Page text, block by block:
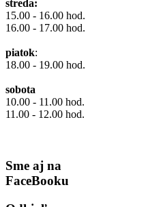
streda:
15.00 - 16.00 hod.
16.00 - 17.00 hod.
piatok:
18.00 - 19.00 hod.
sobota
10.00 - 11.00 hod.
11.00 - 12.00 hod.
Sme aj na
FaceBooku